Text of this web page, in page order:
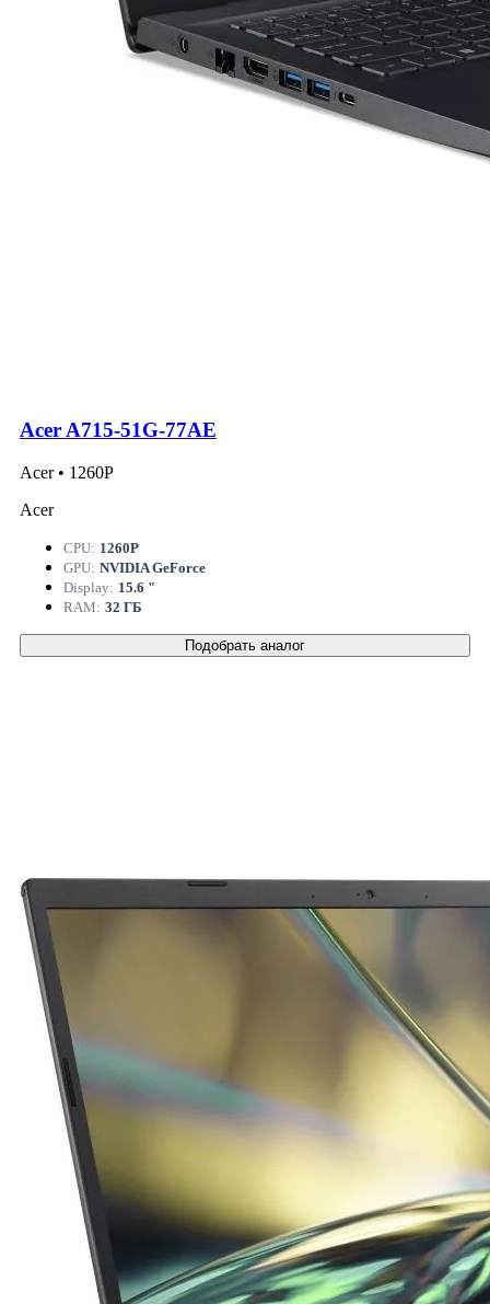
Acer A715-51G-77AE
Acer • 1260P
Acer
CPU: 1260P
GPU: NVIDIA GeForce
Display: 15.6 "
RAM: 32 ГБ
Подобрать аналог